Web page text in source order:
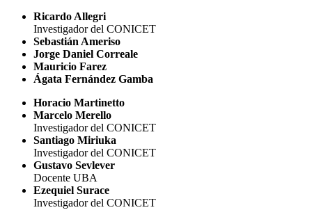
Ricardo Allegri
Investigador del CONICET
Sebastián Ameriso
Jorge Daniel Correale
Mauricio Farez
Ágata Fernández Gamba
Horacio Martinetto
Marcelo Merello
Investigador del CONICET
Santiago Miriuka
Investigador del CONICET
Gustavo Sevlever
Docente UBA
Ezequiel Surace
Investigador del CONICET